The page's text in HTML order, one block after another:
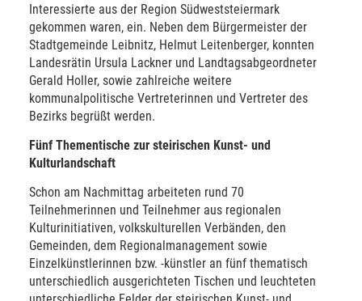
Interessierte aus der Region Südweststeiermark
gekommen waren, ein. Neben dem Bürgermeister der
Stadtgemeinde Leibnitz, Helmut Leitenberger, konnten
Landesrätin Ursula Lackner und Landtagsabgeordneter
Gerald Holler, sowie zahlreiche weitere
kommunalpolitische Vertreterinnen und Vertreter des
Bezirks begrüßt werden.
Fünf Thementische zur steirischen Kunst- und
Kulturlandschaft
Schon am Nachmittag arbeiteten rund 70
Teilnehmerinnen und Teilnehmer aus regionalen
Kulturinitiativen, volkskulturellen Verbänden, den
Gemeinden, dem Regionalmanagement sowie
Einzelkünstlerinnen bzw. -künstler an fünf thematisch
unterschiedlich ausgerichteten Tischen und leuchteten